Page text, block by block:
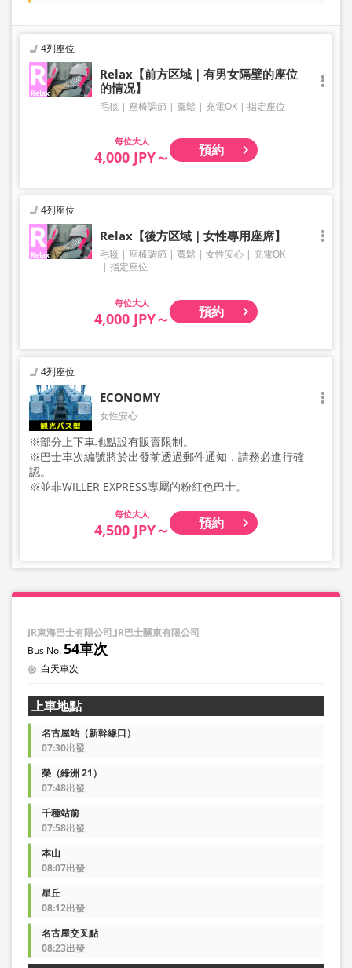
4列座位
Relax【前方区域｜有男女隔壁的座位
的情况】
毛毯 座椅調節 寬鬆 充電OK 指定座位
大人
4,000 JPY～ 預約
4列座位
Relax【後方区域｜女性專用座席】
毛毯 座椅調節 寬鬆 女性安心
充電OK
指定座位
大人
4,000 JPY～ 預約
4列座位
ECONOMY
女性安心
※部分上下車地點設有販賣限制。
※巴士車次編號將於出發前透過郵件通知，請務必進行確
認。
※並非WILLER EXPRESS專屬的粉紅色巴士。
大人
4,500 JPY～ 預約
JR東海巴士有限公司,JR巴士關東有限公司
54車次
白天車次
上車地點
名古屋站（新幹線口）
07:30出發
榮（綠洲 21）
07:48出發
千種站前
07:58出發
本山
08:07出發
星丘
08:12出發
名古屋交叉點
08:23出發